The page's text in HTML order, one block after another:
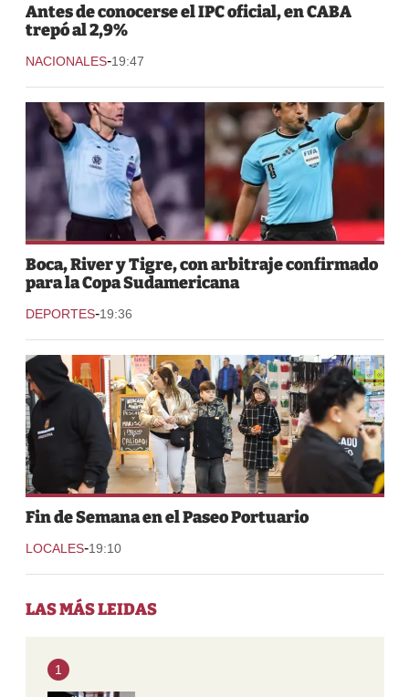
Antes de conocerse el IPC oficial, en CABA
trepó al 2,9%
NACIONALES-19:47
Boca, River y Tigre, con arbitraje confirmado
para la Copa Sudamericana
DEPORTES-19:36
Fin de Semana en el Paseo Portuario
LOCALES-19:10
LAS MÁS LEIDAS
1